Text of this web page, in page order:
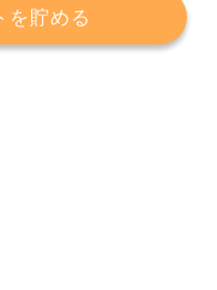
を貯める
運営会社